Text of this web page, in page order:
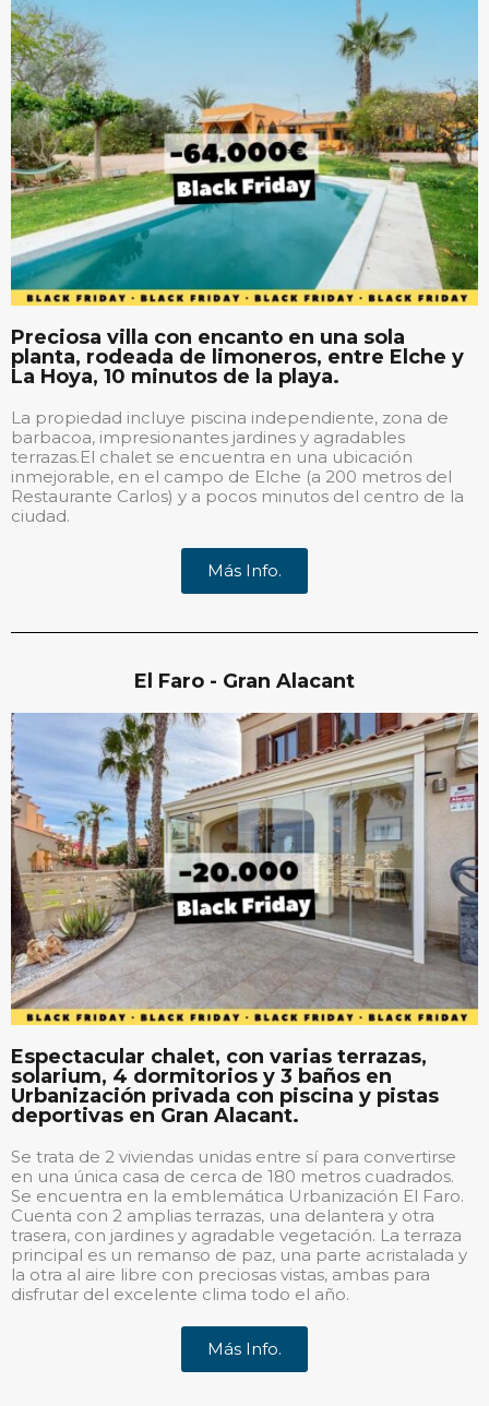
Preciosa villa con encanto en una sola
planta, rodeada de limoneros, entre Elche y
La Hoya, 10 minutos de la playa.
La propiedad incluye piscina independiente, zona de
barbacoa, impresionantes jardines y agradables
terrazas.El chalet se encuentra en una ubicación
inmejorable, en el campo de Elche (a 200 metros del
Restaurante Carlos) y a pocos minutos del centro de la
ciudad.
Más Info.
El Faro - Gran Alacant
Espectacular chalet, con varias terrazas,
solarium, 4 dormitorios y 3 baños en
Urbanización privada con piscina y pistas
deportivas en Gran Alacant.
Se trata de 2 viviendas unidas entre sí para convertirse
en una única casa de cerca de 180 metros cuadrados.
Se encuentra en la emblemática Urbanización El Faro.
Cuenta con 2 amplias terrazas, una delantera y otra
trasera, con jardines y agradable vegetación. La terraza
principal es un remanso de paz, una parte acristalada y
la otra al aire libre con preciosas vistas, ambas para
disfrutar del excelente clima todo el año.
Más Info.